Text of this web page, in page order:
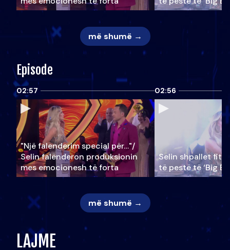
më shumë →
Episode
02:57
"Një falenderim special për…"/
Selin falënderon produksionin
mes emocionesh të forta
02:56
Selin shpallet
të pestë të ‘Big
më shumë →
LAJME